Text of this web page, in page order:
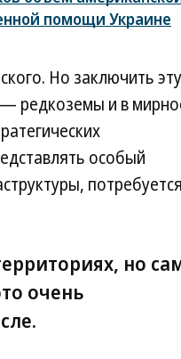
помощи Украине
Но заключить эту
— редкоземы и в
особый
потребуется
но
очень